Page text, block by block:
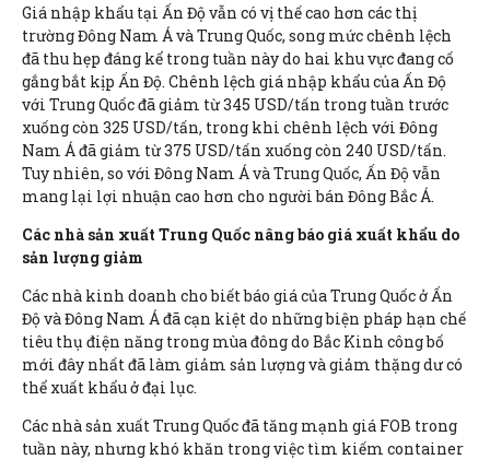
Giá nhập khẩu tại Ấn Độ vẫn có vị thế cao hơn các thị
trường Đông Nam Á và Trung Quốc, song mức chênh lệch
đã thu hẹp đáng kể trong tuần này do hai khu vực đang cố
gắng bắt kịp Ấn Độ. Chênh lệch giá nhập khẩu của Ấn Độ
với Trung Quốc đã giảm từ 345 USD/tấn trong tuần trước
xuống còn 325 USD/tấn, trong khi chênh lệch với Đông
Nam Á đã giảm từ 375 USD/tấn xuống còn 240 USD/tấn.
Tuy nhiên, so với Đông Nam Á và Trung Quốc, Ấn Độ vẫn
mang lại lợi nhuận cao hơn cho người bán Đông Bắc Á.
Các nhà sản xuất Trung Quốc nâng báo giá xuất khẩu do
sản lượng giảm
Các nhà kinh doanh cho biết báo giá của Trung Quốc ở Ấn
Độ và Đông Nam Á đã cạn kiệt do những biện pháp hạn chế
tiêu thụ điện năng trong mùa đông do Bắc Kinh công bố
mới đây nhất đã làm giảm sản lượng và giảm thặng dư có
thể xuất khẩu ở đại lục.
Các nhà sản xuất Trung Quốc đã tăng mạnh giá FOB trong
tuần này, nhưng khó khăn trong việc tìm kiếm container